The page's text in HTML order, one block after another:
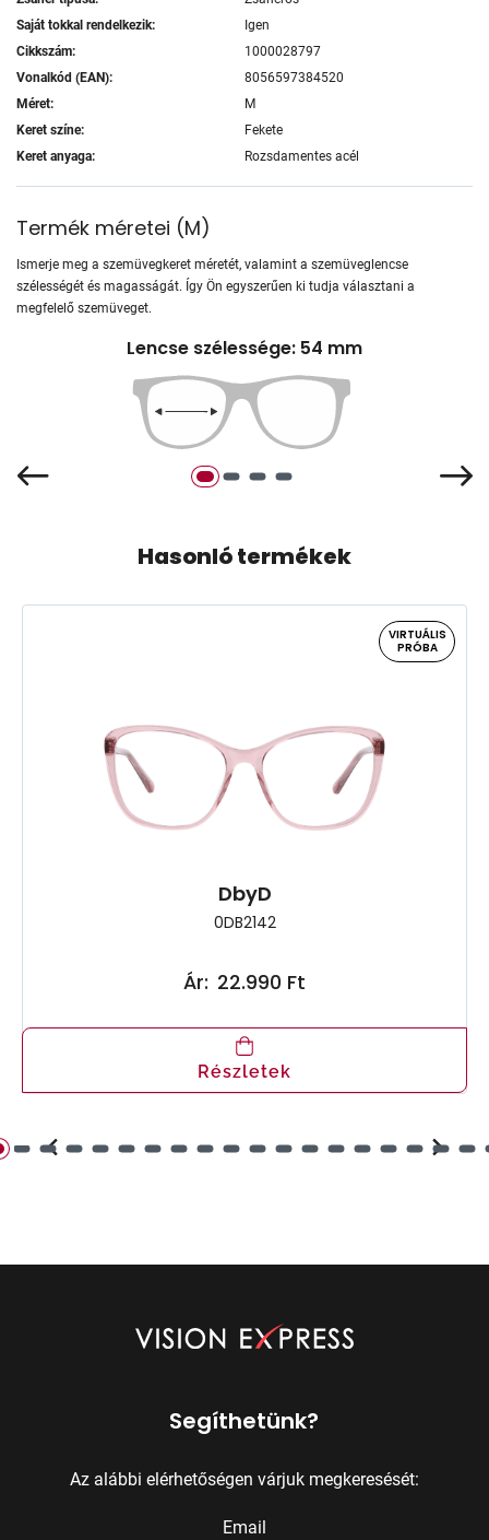
Saját tokkal rendelkezik:
Igen
Cikkszám:
1000028797
Vonalkód (EAN):
8056597384520
Méret:
M
Keret színe:
Fekete
Keret anyaga:
Rozsdamentes acél
Termék méretei (M)
Ismerje meg a szemüvegkeret méretét, valamint a szemüveglencse
szélességét és magasságát. Így Ön egyszerűen ki tudja választani a
megfelelő szemüveget.
Lencse szélessége: 54 mm
Hasonló termékek
VIRTUÁLIS
PRÓBA
DbyD
0DB2142
Ár: 22.990 Ft
Részletek
Segíthetünk?
Az alábbi elérhetőségen várjuk megkeresését:
Email